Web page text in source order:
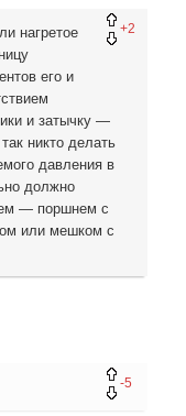
+2
нагретое
его и
и затычку —
никто делать
давления в
должно
— поршнем с
или мешком с
-5